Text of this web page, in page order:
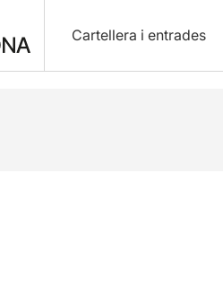
Cartellera i entrades